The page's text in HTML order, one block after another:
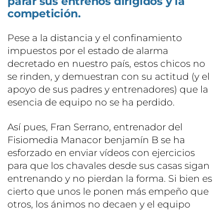
competición.
Pese a la distancia y el confinamiento
impuestos por el estado de alarma
decretado en nuestro país, estos chicos no
se rinden, y demuestran con su actitud (y el
apoyo de sus padres y entrenadores) que la
esencia de equipo no se ha perdido.
Así pues, Fran Serrano, entrenador del
Fisiomedia Manacor benjamín B se ha
esforzado en enviar vídeos con ejercicios
para que los chavales desde sus casas sigan
entrenando y no pierdan la forma. Si bien es
cierto que unos le ponen más empeño que
otros, los ánimos no decaen y el equipo